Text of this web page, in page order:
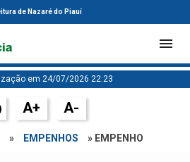
de Nazaré do Piauí
em 24/07/2026 22:23
A+ A-
» EMPENHOS » EMPENHO